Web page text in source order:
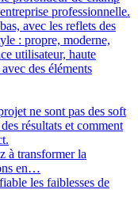
ne sont pas des soft
résultats et comment
à transformer la
en…